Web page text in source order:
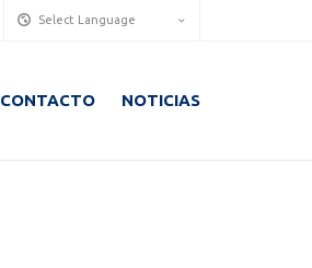
Select Language
CONTACTO NOTICIAS